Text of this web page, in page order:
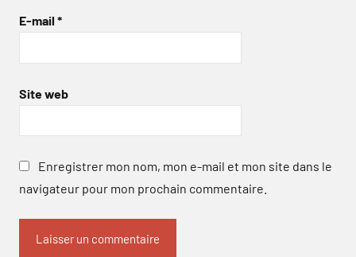
E-mail *
Site web
Enregistrer mon nom, mon e-mail et mon site dans le
navigateur pour mon prochain commentaire.